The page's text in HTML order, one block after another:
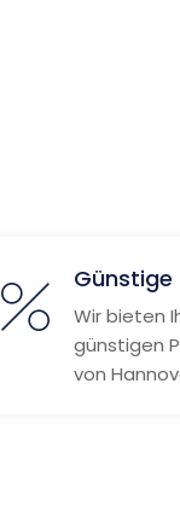
Günstige
Wir bieten
günstigen
von